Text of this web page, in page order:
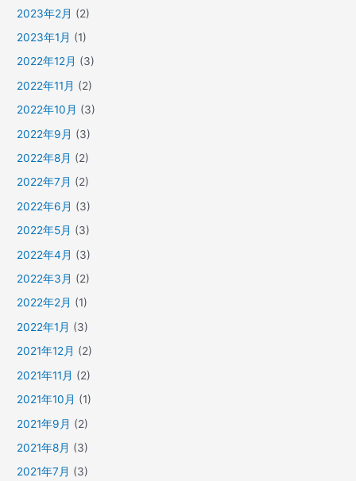
2023年2月 (2)
2023年1月 (1)
2022年12月 (3)
2022年11月 (2)
2022年10月 (3)
2022年9月 (3)
2022年8月 (2)
2022年7月 (2)
2022年6月 (3)
2022年5月 (3)
2022年4月 (3)
2022年3月 (2)
2022年2月 (1)
2022年1月 (3)
2021年12月 (2)
2021年11月 (2)
2021年10月 (1)
2021年9月 (2)
2021年8月 (3)
2021年7月 (3)